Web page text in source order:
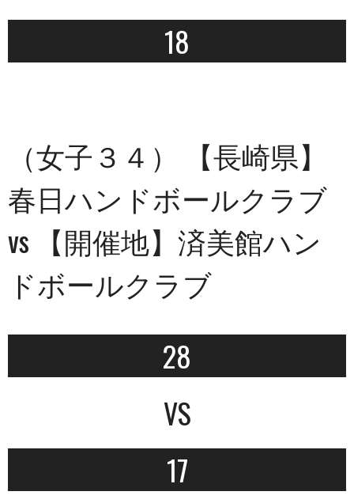
18
（女子３４） 【長崎県】
春日ハンドボールクラブ
vs 【開催地】済美館ハン
ドボールクラブ
28
VS
17